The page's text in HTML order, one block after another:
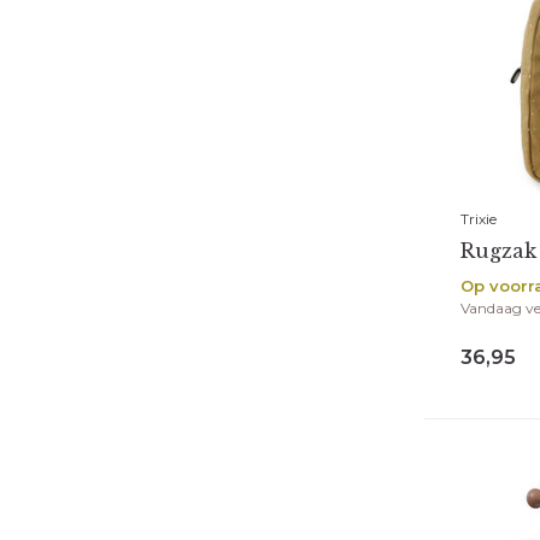
Trixie
Op
Vandaag
36,95